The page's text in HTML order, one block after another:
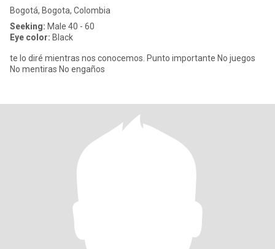
Bogotá, Bogota, Colombia
Seeking: Male 40 - 60
Eye color: Black
te lo diré mientras nos conocemos. Punto importante No juegos
No mentiras No engaños